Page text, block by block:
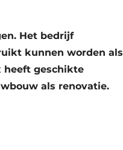
Het bedrijf
kunnen worden als
heeft geschikte
als renovatie.